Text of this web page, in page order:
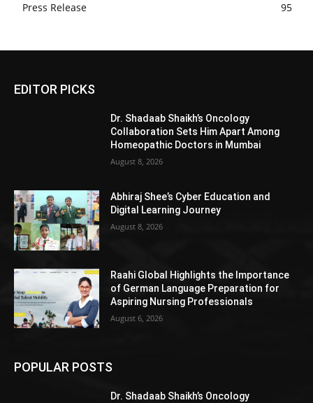
Press Release
95
EDITOR PICKS
Dr. Shadaab Shaikh’s Oncology
Collaboration Sets Him Apart Among
Homeopathic Doctors in Mumbai
August 8, 2026
Abhiraj Shee’s Cyber Education and
Digital Learning Journey
August 8, 2026
Raahi Global Highlights the Importance
of German Language Preparation for
Aspiring Nursing Professionals
August 6, 2026
POPULAR POSTS
Dr. Shadaab Shaikh’s Oncology